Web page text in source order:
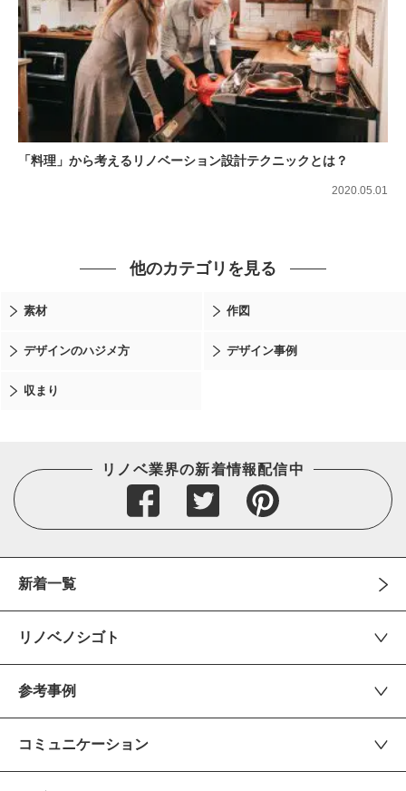
「料理」から考えるリノベーション設計テクニックとは？
2020.05.01
他のカテゴリを見る
素材 作図
デザインのハジメ方 デザイン事例
収まり
リノベ業界の新着情報配信中
新着一覧
リノベノシゴト
参考事例
コミュニケーション